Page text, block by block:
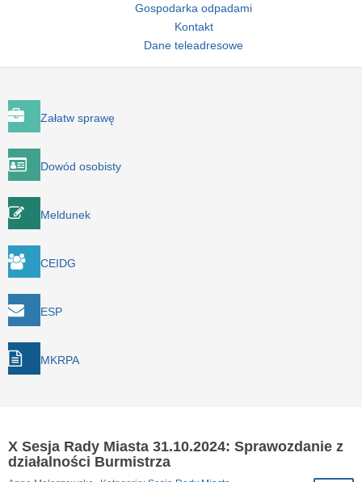
Gospodarka odpadami
Kontakt
Dane teleadresowe
Załatw sprawę
Dowód osobisty
Meldunek
CEIDG
ESP
MKRPA
X Sesja Rady Miasta 31.10.2024: Sprawozdanie z
działalności Burmistrza